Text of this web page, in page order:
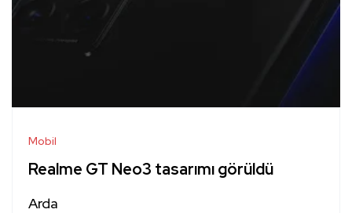
Mobil
Realme GT Neo3 tasarımı görüldü
Arda